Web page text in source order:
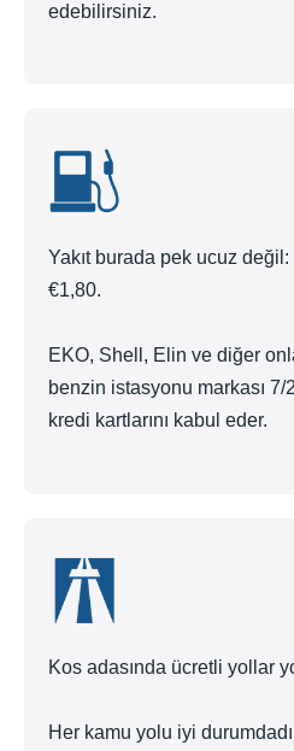
edebilirsiniz.
Yakıt burada pek ucuz
€1,80.
EKO, Shell, Elin ve diğer
benzin istasyonu markası 7/
kredi kartlarını kabul eder.
Kos adasında ücretli yollar
Her kamu yolu iyi